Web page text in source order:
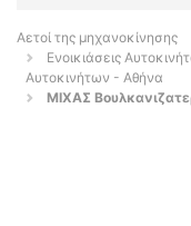
Αετοί της μηχανοκίνησης
Ενοικιάσεις
Αυτοκινήτων - Αθήνα
ΜΙΧΑΣ